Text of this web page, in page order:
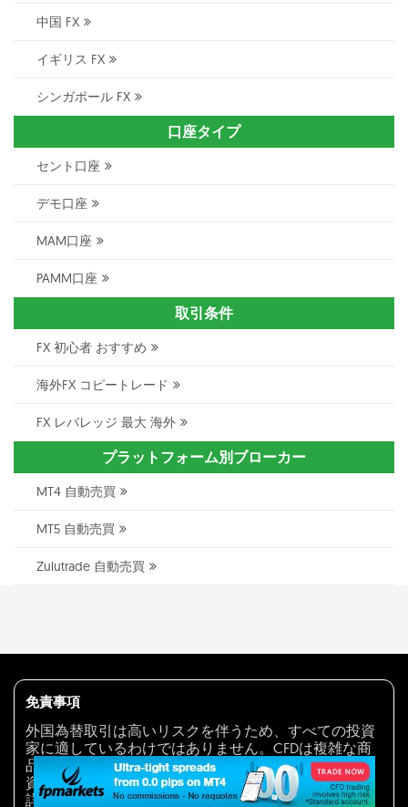
中国 FX
イギリス FX
シンガポール FX
口座タイプ
セント口座
デモ口座
MAM口座
PAMM口座
取引条件
FX 初心者 おすすめ
海外FX コピートレード
FX レバレッジ 最大 海外
プラットフォーム別ブローカー
MT4 自動売買
MT5 自動売買
Zulutrade 自動売買
免責事項
外国為替取引は高いリスクを伴うため、すべての投資
家に適しているわけではありません。CFDは複雑な商
品であり、レバレッジのため、リテールアカウントは
資金を失います。外国為替取引に従事する前に、その
詳細とそれに関連するすべてのリスクについて熟知し